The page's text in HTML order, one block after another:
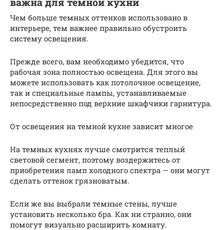
Чем больше темных оттенков использовано в
интерьере, тем важнее правильно обустроить
систему освещения.
Прежде всего, вам необходимо убедится, что
рабочая зона полностью освещена. Для этого вы
можете использовать как потолочное освещение,
так и специальные лампы, устанавливаемые
непосредственно под верхние шкафчики гарнитура.
От освещения на темной кухне зависит многое
На темных кухнях лучше смотрится теплый
световой сегмент, поэтому воздержитесь от
приобретения ламп холодного спектра — они могут
сделать оттенок грязноватым.
Если же вы выбрали темные стены, лучше
установить несколько бра. Как ни странно, они
помогут визуально расширить комнату.